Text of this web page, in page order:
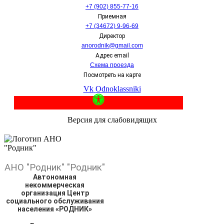
+7 (902) 855-77-16
Приемная
+7 (34672) 9-96-69
Директор
anorodnik@gmail.com
Адрес email
Схема проезда
Посмотреть на карте
Vk Odnoklassniki
Версия для слабовидящих
АНО "Родник" "Родник"
Автономная
некоммерческая
организация Центр
социального обслуживания
населения «РОДНИК»